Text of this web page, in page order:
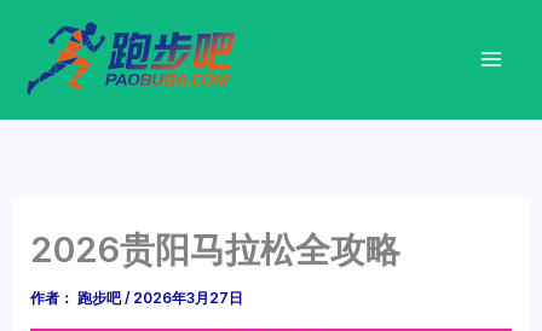
2026贵阳马拉松全攻略
作者： 跑步吧/ 2026年3月27日